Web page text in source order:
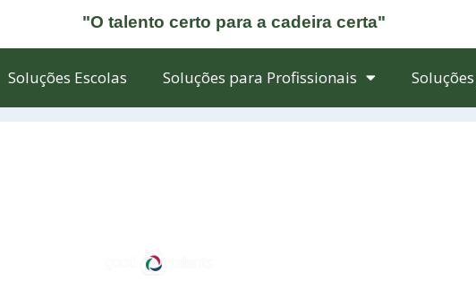
"O talento certo para a cadeira certa"
Soluções Escolas Soluções para Profissionais